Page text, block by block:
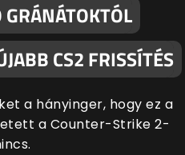
CS2 FRISSÍTÉS
a hányinger, hogy ez a
a Counter-Strike 2-